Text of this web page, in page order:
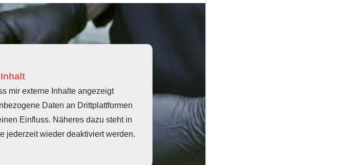
mir externe Inhalte angezeigt
Daten an Drittplattformen
Einfluss. Näheres dazu steht in
jederzeit wieder deaktiviert werden.